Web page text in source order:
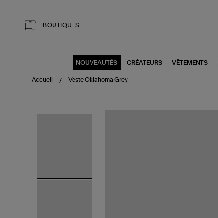
BOUTIQUES
NOUVEAUTÉS CRÉATEURS VÊTEMENTS
Accueil Veste Oklahoma Grey